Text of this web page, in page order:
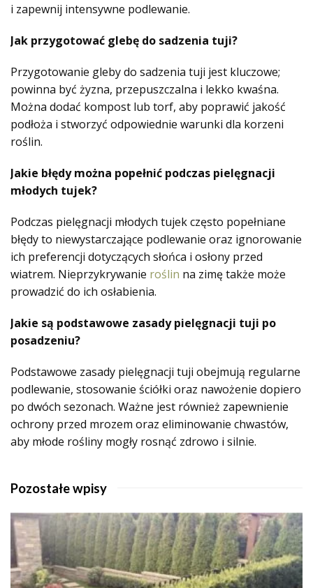
i zapewnij intensywne podlewanie.
Jak przygotować glebę do sadzenia tuji?
Przygotowanie gleby do sadzenia tuji jest kluczowe;
powinna być żyzna, przepuszczalna i lekko kwaśna.
Można dodać kompost lub torf, aby poprawić jakość
podłoża i stworzyć odpowiednie warunki dla korzeni
roślin.
Jakie błędy można popełnić podczas pielęgnacji
młodych tujek?
Podczas pielęgnacji młodych tujek często popełniane
błędy to niewystarczające podlewanie oraz ignorowanie
ich preferencji dotyczących słońca i osłony przed
wiatrem. Nieprzykrywanie roślin na zimę także może
prowadzić do ich osłabienia.
Jakie są podstawowe zasady pielęgnacji tuji po
posadzeniu?
Podstawowe zasady pielęgnacji tuji obejmują regularne
podlewanie, stosowanie ściółki oraz nawożenie dopiero
po dwóch sezonach. Ważne jest również zapewnienie
ochrony przed mrozem oraz eliminowanie chwastów,
aby młode rośliny mogły rosnąć zdrowo i silnie.
Pozostałe wpisy